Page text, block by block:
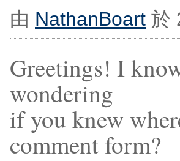
由 NathanBoart 於
Greetings! I
wondering
if you knew
comment form?